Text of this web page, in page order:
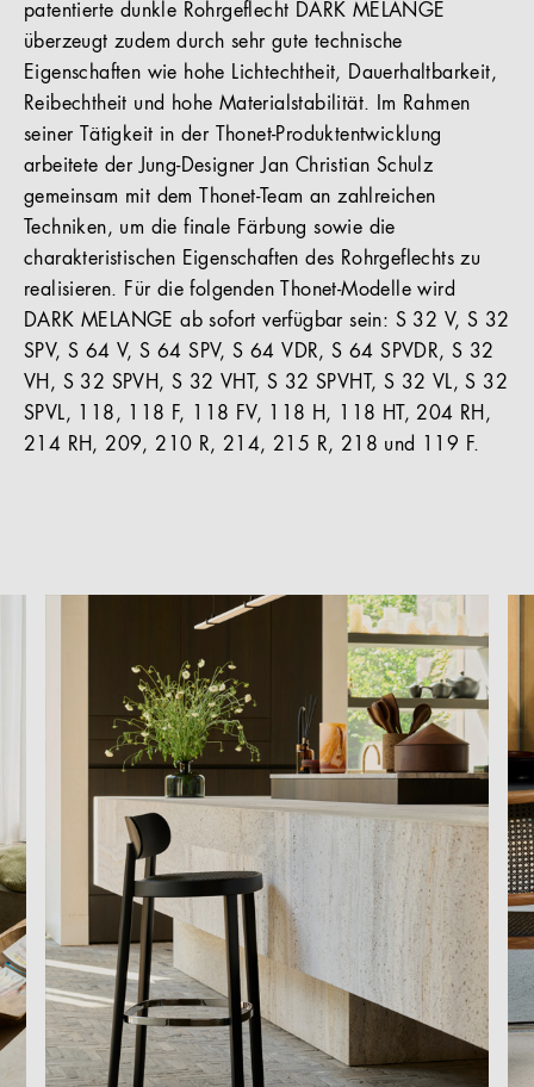
patentierte dunkle Rohrgeflecht DARK MELANGE
überzeugt zudem durch sehr gute technische
Eigenschaften wie hohe Lichtechtheit, Dauerhaltbarkeit,
Reibechtheit und hohe Materialstabilität. Im Rahmen
seiner Tätigkeit in der Thonet-Produktentwicklung
arbeitete der Jung-Designer Jan Christian Schulz
gemeinsam mit dem Thonet-Team an zahlreichen
Techniken, um die finale Färbung sowie die
charakteristischen Eigenschaften des Rohrgeflechts zu
realisieren. Für die folgenden Thonet-Modelle wird
DARK MELANGE ab sofort verfügbar sein: S 32 V, S 32
SPV, S 64 V, S 64 SPV, S 64 VDR, S 64 SPVDR, S 32
VH, S 32 SPVH, S 32 VHT, S 32 SPVHT, S 32 VL, S 32
SPVL, 118, 118 F, 118 FV, 118 H, 118 HT, 204 RH,
214 RH, 209, 210 R, 214, 215 R, 218 und 119 F.